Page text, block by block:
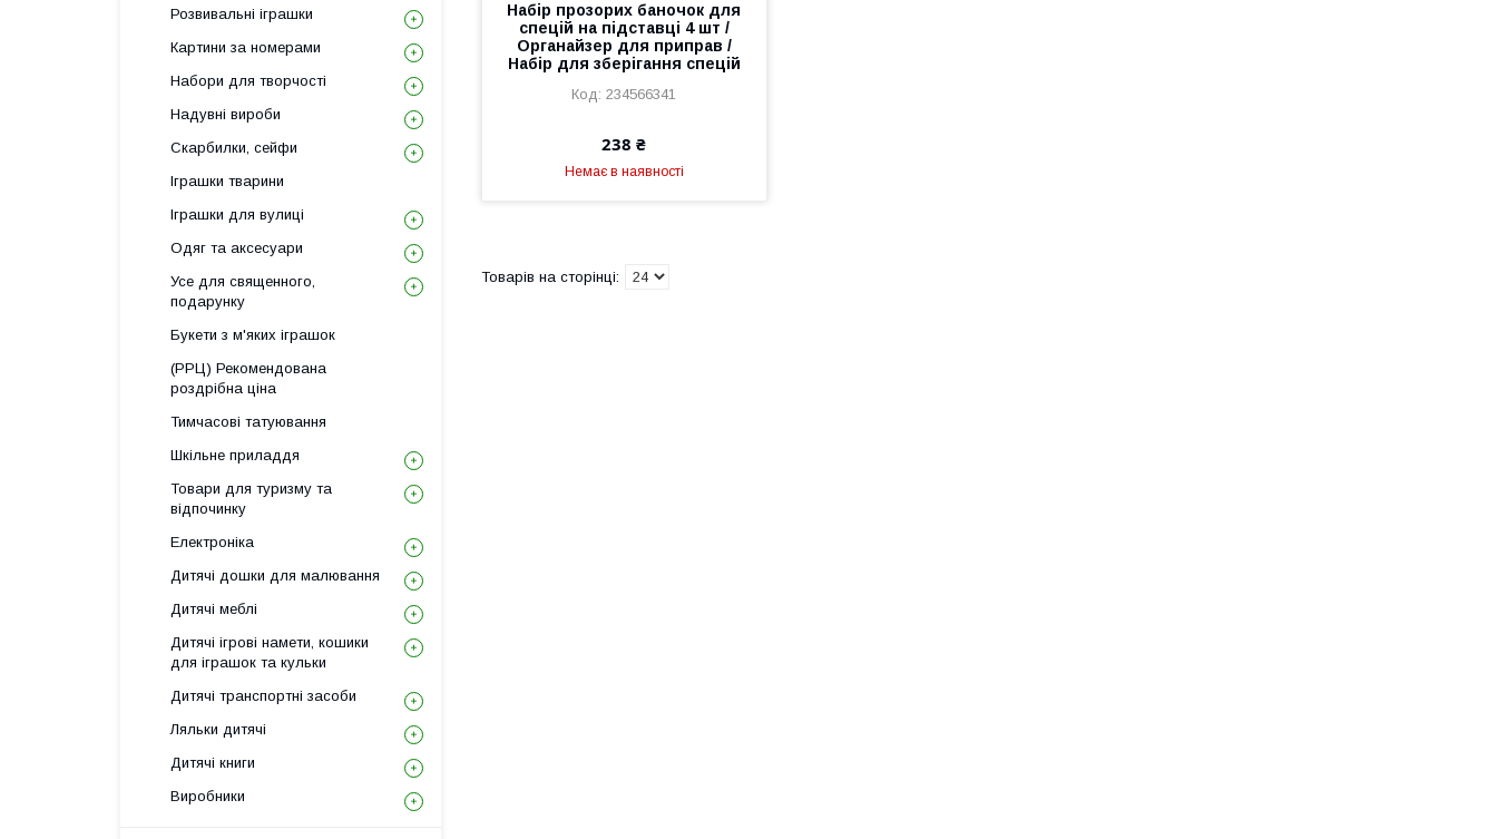
Набір прозорих баночок для
спецій на підставці 4 шт /
Органайзер для приправ /
Набір для зберігання спецій
234566341
238 ₴
Немає в наявності
Розвивальні іграшки
Картини за номерами
Набори для творчості
Надувні вироби
Скарбилки, сейфи
Іграшки тварини
Іграшки для вулиці
Одяг та аксесуари
Усе для священного,
подарунку
Букети з м'яких іграшок
(РРЦ) Рекомендована
роздрібна ціна
Тимчасові татуювання
Шкільне приладдя
Товари для туризму та
відпочинку
Електроніка
Дитячі дошки для малювання
Дитячі меблі
Дитячі ігрові намети, кошики
для іграшок та кульки
Дитячі транспортні засоби
Ляльки дитячі
Дитячі книги
Виробники